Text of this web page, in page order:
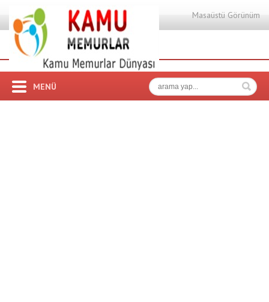
Masaüstü Görünüm
MENÜ